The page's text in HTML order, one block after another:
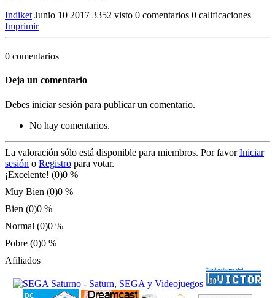
Indiket Junio 10 2017 3352 visto 0 comentarios 0 calificaciones
Imprimir
0 comentarios
Deja un comentario
Debes iniciar sesión para publicar un comentario.
No hay comentarios.
La valoración sólo está disponible para miembros. Por favorIniciar
sesión o Registro para votar.
¡Excelente! (0)0 %
Muy Bien (0)0 %
Bien (0)0 %
Normal (0)0 %
Pobre (0)0 %
Afiliados